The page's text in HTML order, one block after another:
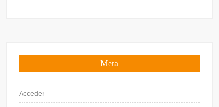
Meta
Acceder